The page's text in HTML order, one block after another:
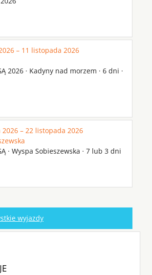
– 11 listopada 2026
2026 · Kadyny nad morzem · 6 dni ·
– 22 listopada 2026
· Wyspa Sobieszewska · 7 lub 3 dni
wyjazdy